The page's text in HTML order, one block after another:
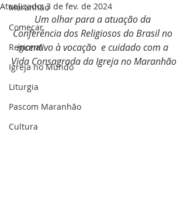
Maranhão
Começar
Regional
Igreja no Mundo
Liturgia
Pascom Maranhão
Cultura
Atualizado:3 de fev. de 2024
Um olhar para a atuação da
Conferência dos Religiosos do Brasil no
incentivo à vocação  e cuidado com a
Vida Consagrada da Igreja no Maranhão